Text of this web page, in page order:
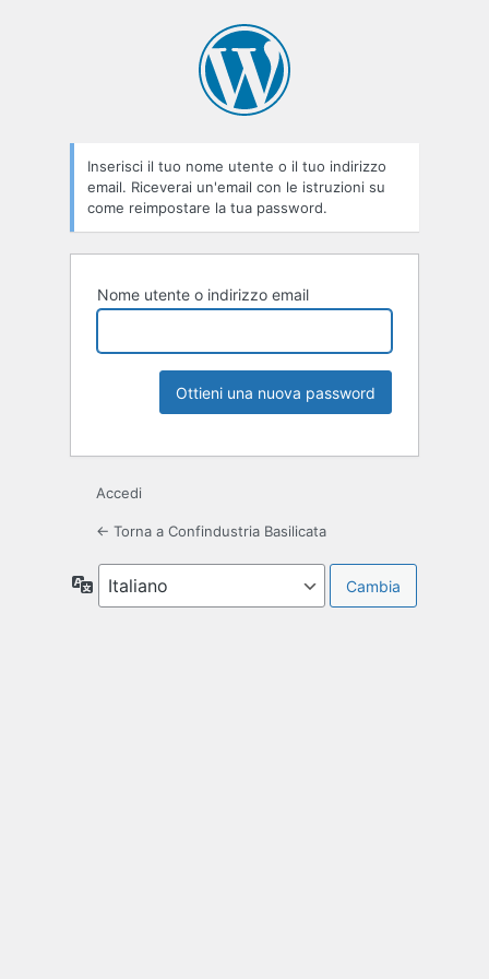
Inserisci il tuo nome utente o il tuo indirizzo
email. Riceverai un'email con le istruzioni su
come reimpostare la tua password.
Nome utente o indirizzo email
Accedi
← Torna a Confindustria Basilicata
Lingua